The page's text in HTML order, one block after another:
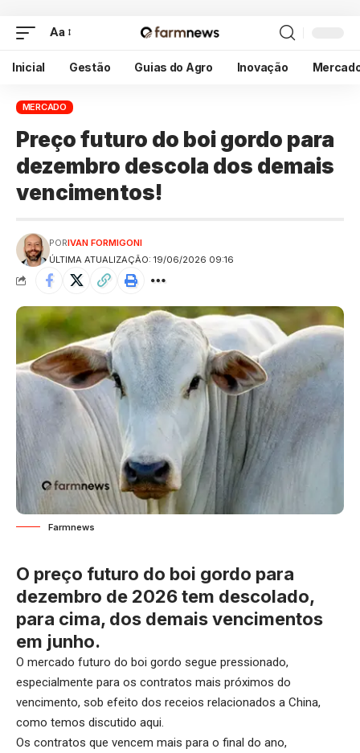
Aa
Inicial Gestão Guias do Agro Inovação
MERCADO
Preço futuro do boi gordo para
dezembro descola dos demais
vencimentos!
ÚLTIMA ATUALIZAÇÃO: 19/06/2026 09:16
PORIVAN FORMIGONI
Farmnews
O preço futuro do boi gordo para
dezembro de 2026 tem descolado,
para cima, dos demais vencimentos
em junho.
O mercado futuro do boi gordo segue pressionado,
especialmente para os contratos mais próximos do
vencimento, sob efeito dos receios relacionados a China,
como temos discutido aqui.
Os contratos que vencem mais para o final do ano,